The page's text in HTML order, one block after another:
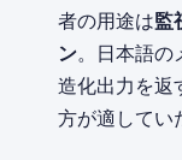
者の用途は監
ン。日本語の
造化出力を返
方が適してい